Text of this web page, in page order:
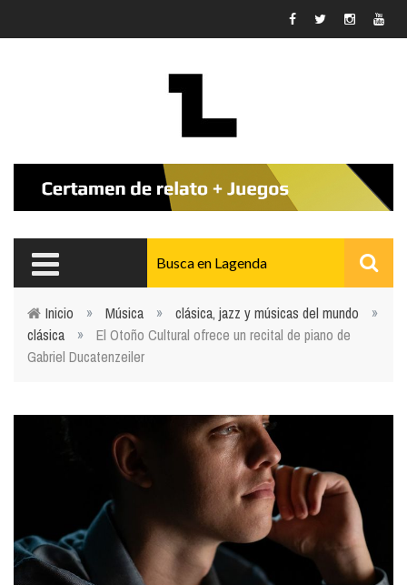
Usted está aquí
Inicio » Música » clásica, jazz y músicas del mundo
»
clásica
»
El Otoño Cultural ofrece un recital de piano de
Gabriel Ducatenzeiler